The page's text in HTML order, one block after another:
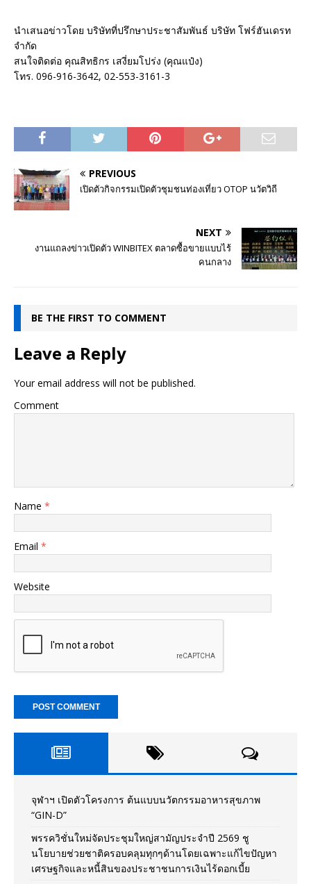
นำเสนอข่าวโดย บริษัทที่ปรึกษาประชาสัมพันธ์ บริษัท โฟร์ฮันเดรท
จำกัด
สนใจติดต่อ คุณสิทธิกร เสงี่ยมโปร่ง (คุณแป๋ง)
โทร. 096-916-3642, 02-553-3161-3
PREVIOUS
เปิดตัวกิจกรรมเปิดตัวชุมชนท่องเที่ยว OTOP นวัตวิถี
NEXT
งานแถลงข่าวเปิดตัว WINBITEX ตลาดซื้อขายแบบไร้
คนกลาง
BE THE FIRST TO COMMENT
Leave a Reply
Your email address will not be published.
Comment
Name *
Email *
Website
จุฬาฯ เปิดตัวโครงการ ต้นแบบนวัตกรรมอาหารสุขภาพ
“GIN-D”
พรรควิชั่นใหม่จัดประชุมใหญ่สามัญประจำปี 2569 ชู
นโยบายช่วยชาติครอบคลุมทุกๆด้านโดยเฉพาะแก้ไขปัญหา
เศรษฐกิจและหนี้สินของประชาชนการเงินไร้ดอกเบี้ย